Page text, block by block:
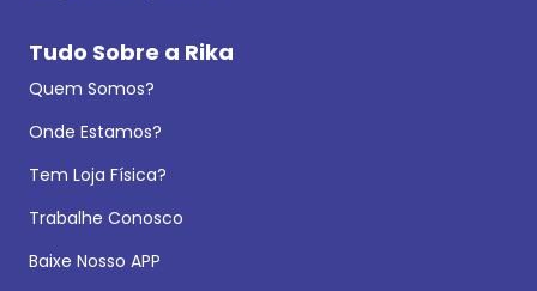
Tudo Sobre a Rika
Quem Somos?
Onde Estamos?
Tem Loja Física?
Trabalhe Conosco
Baixe Nosso APP